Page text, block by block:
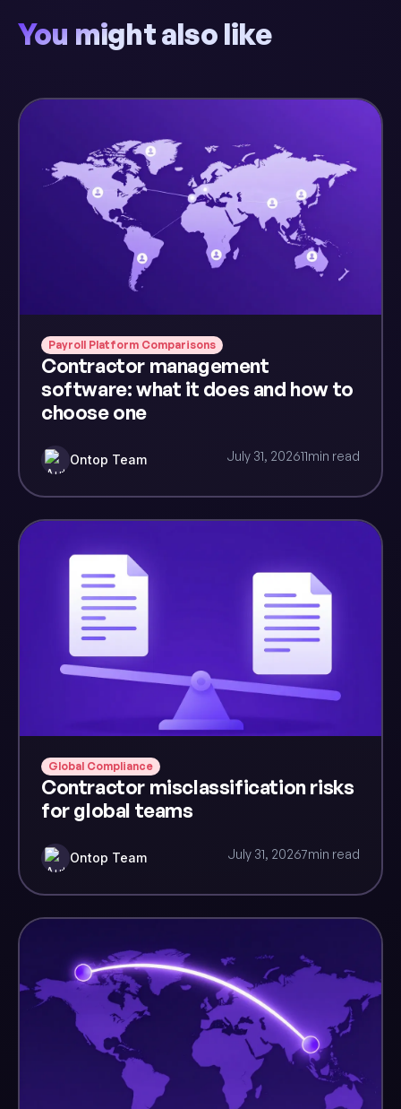
You might also like
Payroll Platform Comparisons
Contractor management
software: what it does and how to
choose one
Ontop Team July 31, 202611min read
Global Compliance
Contractor misclassification risks
for global teams
Ontop Team July 31, 20267min read